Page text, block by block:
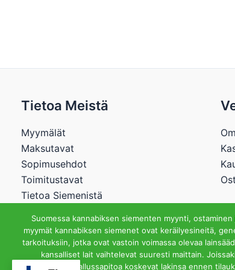
Tietoa Meistä
Myymälät
Maksutavat
Sopimusehdot
Toimitustavat
Tietoa Siemenistä
Suomessa kannabiksen siementen myynti,
myymät kannabiksen siemenet ovat keräilyesineitä,
tarkoituksiin, jotka ovat vastoin voimassa olevaa
kansalliset lait vaihtelevat suuresti maittain.
hallussapitoa koskevat lakinsa ennen